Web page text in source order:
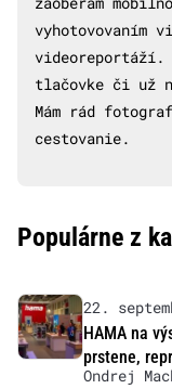
vyhotovovaním
videoreportáží.
tlačovke či už
Mám rád
cestovanie.
Populárne z
22.
HAMA na
prstene,
Ondrej